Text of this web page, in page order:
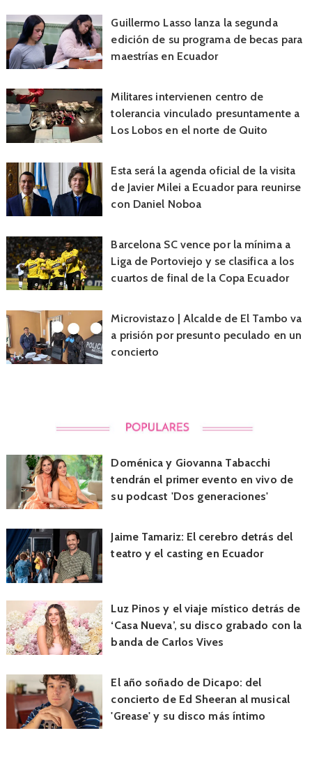
Guillermo Lasso lanza la segunda
edición de su programa de becas para
maestrías en Ecuador
Militares intervienen centro de
tolerancia vinculado presuntamente a
Los Lobos en el norte de Quito
Esta será la agenda oficial de la visita
de Javier Milei a Ecuador para reunirse
con Daniel Noboa
Barcelona SC vence por la mínima a
Liga de Portoviejo y se clasifica a los
cuartos de final de la Copa Ecuador
Microvistazo | Alcalde de El Tambo va
a prisión por presunto peculado en un
concierto
Doménica y Giovanna Tabacchi
tendrán el primer evento en vivo de
su podcast 'Dos generaciones'
Jaime Tamariz: El cerebro detrás del
teatro y el casting en Ecuador
Luz Pinos y el viaje místico detrás de
‘Casa Nueva’, su disco grabado con la
banda de Carlos Vives
El año soñado de Dicapo: del
concierto de Ed Sheeran al musical
'Grease' y su disco más íntimo